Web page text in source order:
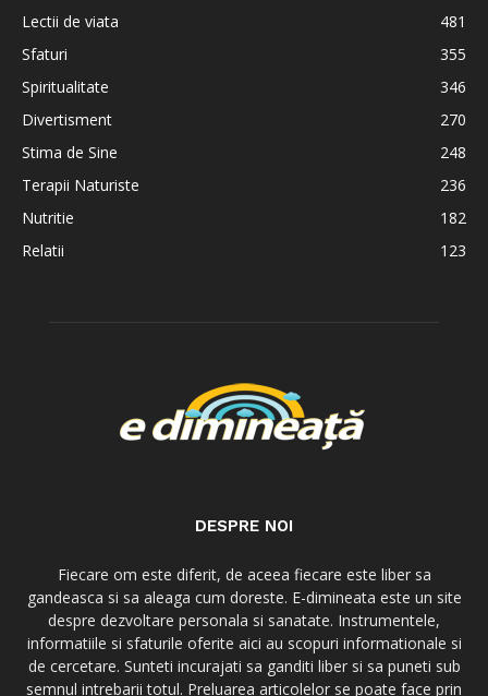
Lectii de viata
481
Sfaturi
355
Spiritualitate
346
Divertisment
270
Stima de Sine
248
Terapii Naturiste
236
Nutritie
182
Relatii
123
DESPRE NOI
Fiecare om este diferit, de aceea fiecare este liber sa
gandeasca si sa aleaga cum doreste. E-dimineata este un site
despre dezvoltare personala si sanatate. Instrumentele,
informatiile si sfaturile oferite aici au scopuri informationale si
de cercetare. Sunteti incurajati sa ganditi liber si sa puneti sub
semnul intrebarii totul. Preluarea articolelor se poate face prin